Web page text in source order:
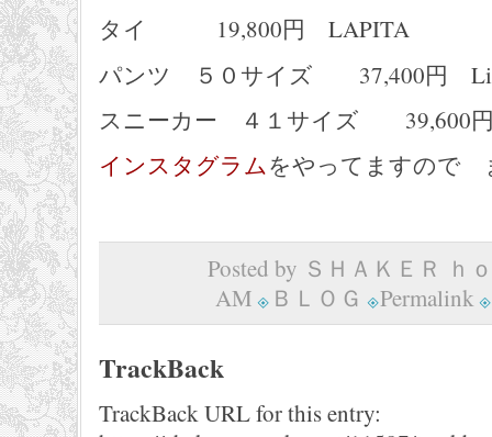
タイ 19,800円 LAPITA
パンツ ５０サイズ 37,400円
スニーカー ４１サイズ 39,600
インスタグラムをやってますので
Posted by ＳＨＡＫＥＲ ｈ
AM
ＢＬＯＧ Permalink
TrackBack
TrackBack URL for this entry: